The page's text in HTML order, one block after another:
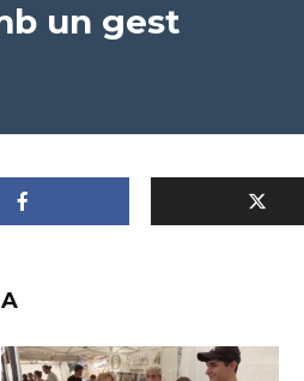
un gest